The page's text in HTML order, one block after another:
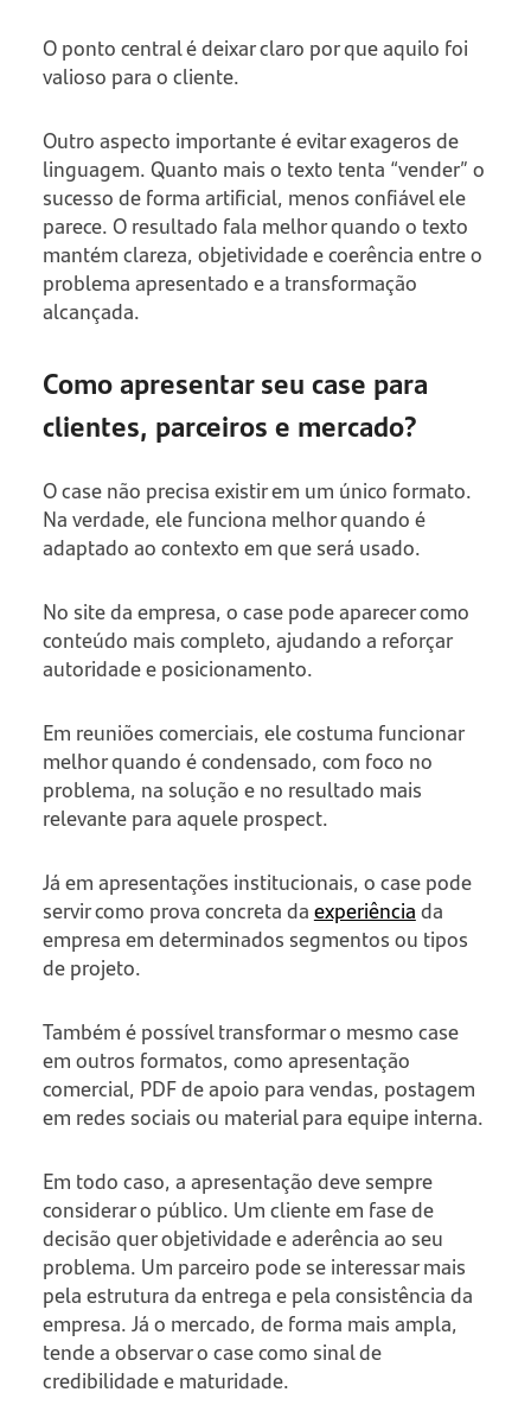
O ponto central é deixar claro por que aquilo foi
valioso para o cliente.
Outro aspecto importante é evitar exageros de
linguagem. Quanto mais o texto tenta “vender” o
sucesso de forma artificial, menos confiável ele
parece. O resultado fala melhor quando o texto
mantém clareza, objetividade e coerência entre o
problema apresentado e a transformação
alcançada.
Como apresentar seu case para
clientes, parceiros e mercado?
O case não precisa existir em um único formato.
Na verdade, ele funciona melhor quando é
adaptado ao contexto em que será usado.
No site da empresa, o case pode aparecer como
conteúdo mais completo, ajudando a reforçar
autoridade e posicionamento.
Em reuniões comerciais, ele costuma funcionar
melhor quando é condensado, com foco no
problema, na solução e no resultado mais
relevante para aquele prospect.
Já em apresentações institucionais, o case pode
servir como prova concreta daexperiênciada
empresa em determinados segmentos ou tipos
de projeto.
Também é possível transformar o mesmo case
em outros formatos, como apresentação
comercial, PDF de apoio para vendas, postagem
em redes sociais ou material para equipe interna.
Em todo caso, a apresentação deve sempre
considerar o público. Um cliente em fase de
decisão quer objetividade e aderência ao seu
problema. Um parceiro pode se interessar mais
pela estrutura da entrega e pela consistência da
empresa. Já o mercado, de forma mais ampla,
tende a observar o case como sinal de
credibilidade e maturidade.